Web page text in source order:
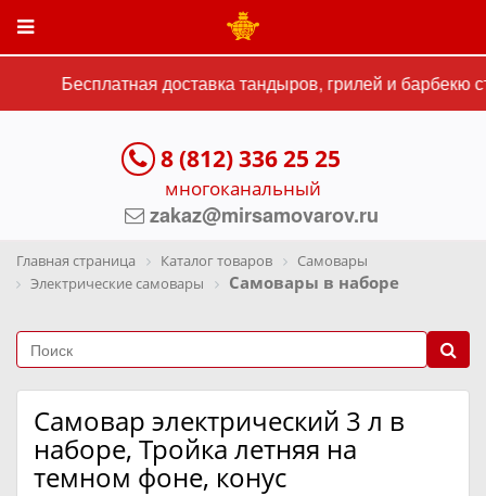
Бесплатная доставка тандыров, грилей и барбекю
8 (812) 336 25 25
многоканальный
zakaz@mirsamovarov.ru
Главная страница Каталог товаров
Самовары
Электрические самовары
Самовары в наборе
Самовар электрический 3 л в
наборе, Тройка летняя на
темном фоне, конус